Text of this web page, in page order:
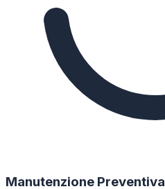
Manutenzione Preventiva